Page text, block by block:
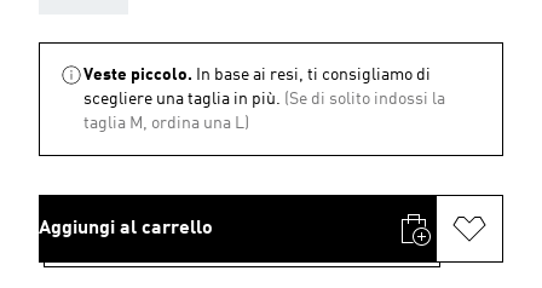
Veste piccolo.
In base ai resi, ti consigliamo di
scegliere una taglia in più. (Se di solito indossi la
taglia M, ordina una L)
Aggiungi al carrello